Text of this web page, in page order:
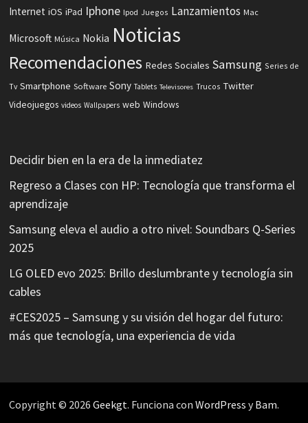
Internet iOS iPad Iphone Ipod Juegos Lanzamientos Mac
Microsoft Música Nokia Noticias
Recomendaciones Redes Sociales Samsung Series de
Tv Smartphone Software Sony Tablets Televisores Trucos Twitter
Videojuegos videos Wallpapers web Windows
Decidir bien en la era de la inmediatez
Regreso a Clases con HP: Tecnología que transforma el
aprendizaje
Samsung eleva el audio a otro nivel: Soundbars Q-Series
2025
LG OLED evo 2025: Brillo deslumbrante y tecnología sin
cables
#CES2025 – Samsung y su visión del hogar del futuro:
más que tecnología, una experiencia de vida
Copyright © 2026 Geekgt. Funciona con WordPress yBam.